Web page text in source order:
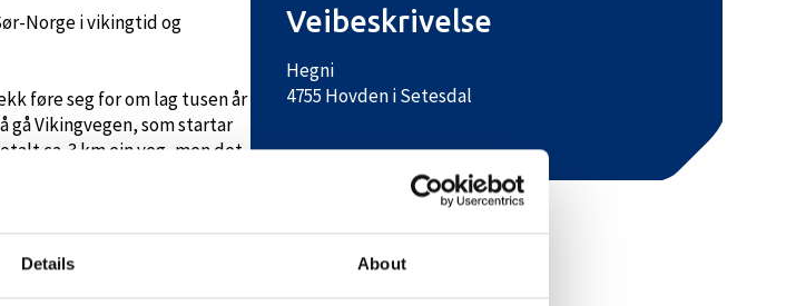
Details About
Norge i vikingtid og
føre seg for om lag tusen år
gå Vikingvegen, som startar
ca. 3 km ein veg, men det
kulturminne knytt til
Hovden gjennom tidene.
hotell på tlf. 37 93 88
Veibeskrivelse
Hegni
4755 Hovden i Setesdal